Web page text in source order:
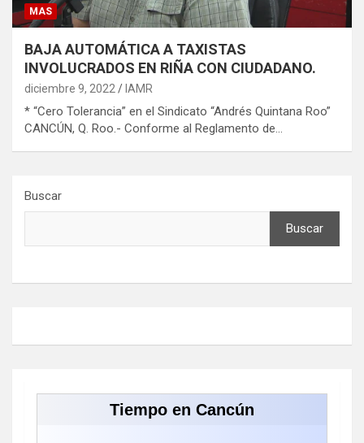
MAS
BAJA AUTOMÁTICA A TAXISTAS
INVOLUCRADOS EN RIÑA CON CIUDADANO.
diciembre 9, 2022 IAMR
* “Cero Tolerancia” en el Sindicato “Andrés Quintana Roo”
CANCÚN, Q. Roo.- Conforme al Reglamento de…
Buscar
Buscar
Tiempo en Cancún